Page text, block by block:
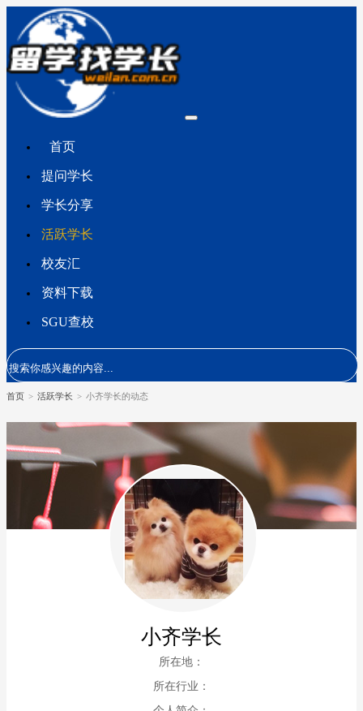
首页
提问学长
学长分享
活跃学长
校友汇
资料下载
SGU查校
首页 > 活跃学长 > 小齐学长的动态
小齐学长
所在地：
所在行业：